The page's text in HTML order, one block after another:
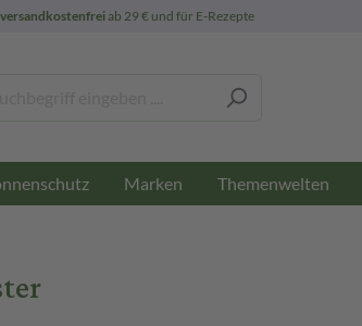
versandkostenfreiab 29 € und für E-Rezepte
Marken Themenwelten